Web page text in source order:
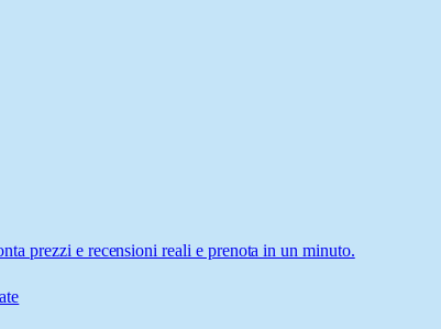
prezzi e recensioni reali e prenota in un minuto.